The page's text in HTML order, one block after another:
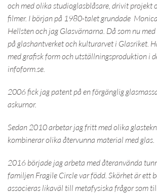
och med olika studioglasblåsare, drivit projekt
filmer. I början på 1980-talet grundade
Hellsten och jag Glasvärnarna. Då som nu
på glashantverket och kulturarvet i Glasriket.
med grafisk form och utställningsproduktion i
infoform.se.
2006 fick jag patent på en förgänglig
askurnor.
Sedan 2010 arbetar jag fritt med olika
kombinerar olika återvunna material med glas.
2016 började jag arbeta med återanvända
familjen Fragile Circle var född. Skörhet är ett
associeras likaväl till metafysiska frågor som